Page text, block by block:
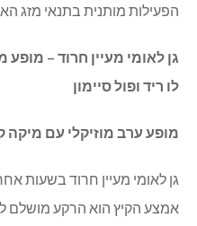
הפעילות מותנית בתנאי מזג
גן לאומי מעיין חרוד – מופע
לו ריד ופול סיימון
מופע ערב מוזיקלי עם מיקה
גן לאומי מעיין חרוד בשעות
אמצע הקיץ הוא הרקע מושלם